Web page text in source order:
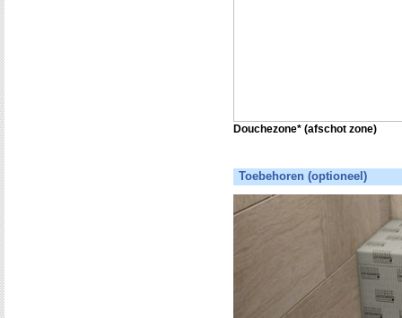
Douchezone* (afschot zone)
Toebehoren (optioneel)